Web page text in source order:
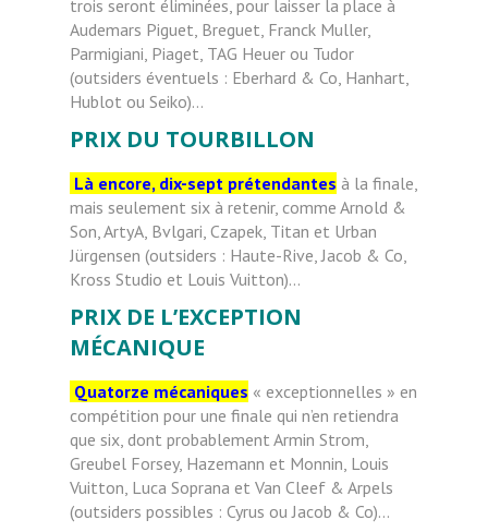
trois seront éliminées, pour laisser la place à
Audemars Piguet, Breguet, Franck Muller,
Parmigiani, Piaget, TAG Heuer ou Tudor
(outsiders éventuels : Eberhard & Co, Hanhart,
Hublot ou Seiko)…
PRIX DU TOURBILLON
Là encore, dix-sept prétendantes à la finale,
mais seulement six à retenir, comme Arnold &
Son, ArtyA, Bvlgari, Czapek, Titan et Urban
Jürgensen (outsiders : Haute-Rive, Jacob & Co,
Kross Studio et Louis Vuitton)…
PRIX DE L’EXCEPTION
MÉCANIQUE
Quatorze mécaniques « exceptionnelles » en
compétition pour une finale qui n’en retiendra
que six, dont probablement Armin Strom,
Greubel Forsey, Hazemann et Monnin, Louis
Vuitton, Luca Soprana et Van Cleef & Arpels
(outsiders possibles : Cyrus ou Jacob & Co)…